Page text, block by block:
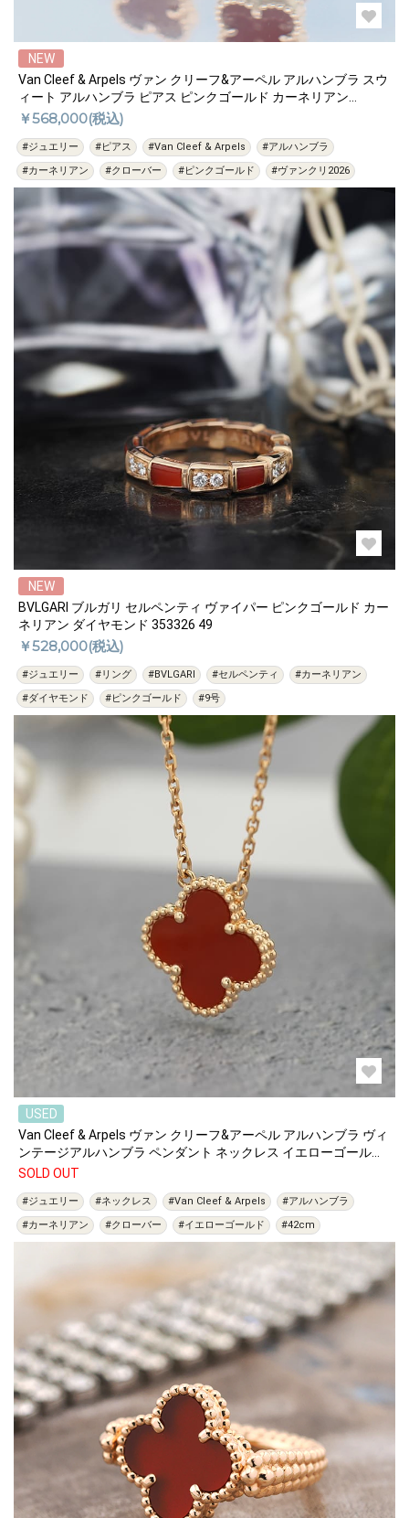
NEW
Van Cleef & Arpels ヴァン クリーフ&アーペル アルハンブラ スウ
ィート アルハンブラ ピアス ピンクゴールド カーネリアン
VCARN6BO00
￥568,000(税込)
#ジュエリー #ピアス #Van Cleef & Arpels
#アルハンブラ
#カーネリアン
#クローバー #ピンクゴールド #ヴァンクリ2026
NEW
BVLGARI ブルガリ セルペンティ ヴァイパー ピンクゴールド カー
ネリアン ダイヤモンド 353326 49
￥528,000(税込)
#ジュエリー #リング #BVLGARI #セルペンティ
#カーネリアン
#ダイヤモンド
#ピンクゴールド #9号
USED
Van Cleef & Arpels ヴァン クリーフ&アーペル アルハンブラ ヴィ
ンテージアルハンブラ ペンダント ネックレス イエローゴールド
カーネリアン VCARD38500
SOLD OUT
#ジュエリー #ネックレス #Van Cleef & Arpels
#アルハンブラ
#カーネリアン
#クローバー #イエローゴールド #42cm